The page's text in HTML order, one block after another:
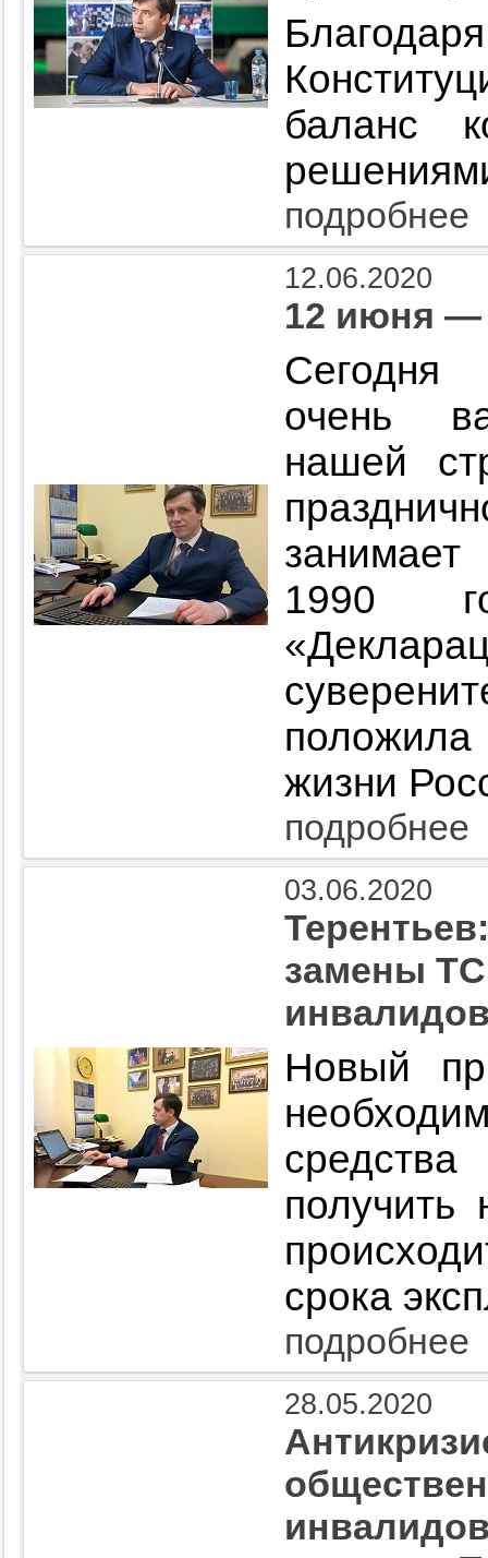
баланс
подробнее
12.06.2020
12 июня —
очень
нашей
1990
жизни
подробнее
03.06.2020
замены
Новый
получить
срока
подробнее
28.05.2020